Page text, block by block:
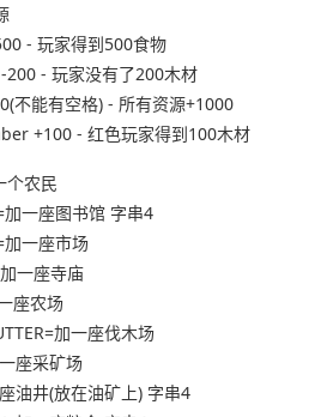
- 玩家得到500食物
- 玩家没有了200木材
不能有空格) - 所有资源+1000
+100 - 红色玩家得到100木材
个农民
加一座图书馆 字串4
加一座市场
一座寺庙
座农场
加一座伐木场
座采矿场
油井(放在油矿上) 字串4